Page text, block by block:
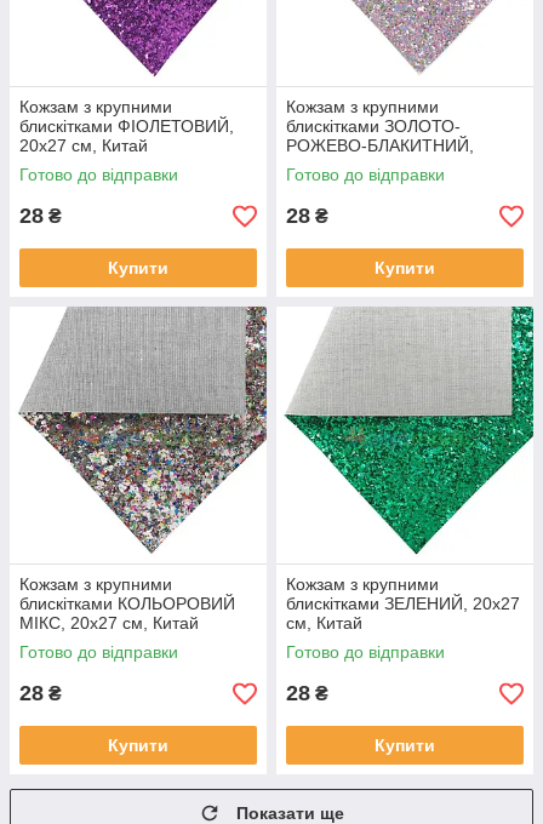
Кожзам з крупними
блискітками ФІОЛЕТОВИЙ,
20х27 см, Китай
Готово до відправки
28 ₴
Купити
Кожзам з крупними
блискітками ЗОЛОТО-
РОЖЕВО-БЛАКИТНИЙ,
20х27 см, Китай
Готово до відправки
28 ₴
Купити
Кожзам з крупними
блискітками КОЛЬОРОВИЙ
МІКС, 20х27 см, Китай
Готово до відправки
28 ₴
Купити
Кожзам з крупними
блискітками ЗЕЛЕНИЙ, 20х27
см, Китай
Готово до відправки
28 ₴
Купити
Показати ще